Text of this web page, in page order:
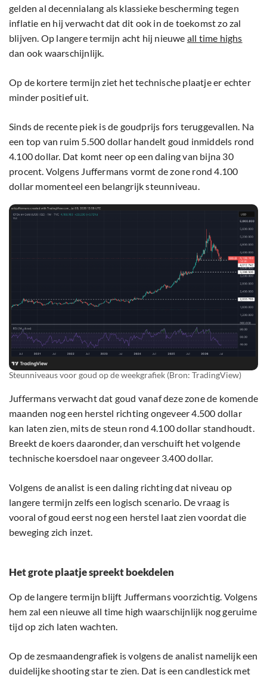
gelden al decennialang als klassieke bescherming tegen
inflatie en hij verwacht dat dit ook in de toekomst zo zal
blijven. Op langere termijn acht hij nieuwe all time highs
dan ook waarschijnlijk.
Op de kortere termijn ziet het technische plaatje er echter
minder positief uit.
Sinds de recente piek is de goudprijs fors teruggevallen. Na
een top van ruim 5.500 dollar handelt goud inmiddels rond
4.100 dollar. Dat komt neer op een daling van bijna 30
procent. Volgens Juffermans vormt de zone rond 4.100
dollar momenteel een belangrijk steunniveau.
Steunniveaus voor goud op de weekgrafiek (Bron: TradingView)
Juffermans verwacht dat goud vanaf deze zone de komende
maanden nog een herstel richting ongeveer 4.500 dollar
kan laten zien, mits de steun rond 4.100 dollar standhoudt.
Breekt de koers daaronder, dan verschuift het volgende
technische koersdoel naar ongeveer 3.400 dollar.
Volgens de analist is een daling richting dat niveau op
langere termijn zelfs een logisch scenario. De vraag is
vooral of goud eerst nog een herstel laat zien voordat die
beweging zich inzet.
Het grote plaatje spreekt boekdelen
Op de langere termijn blijft Juffermans voorzichtig. Volgens
hem zal een nieuwe all time high waarschijnlijk nog geruime
tijd op zich laten wachten.
Op de zesmaandengrafiek is volgens de analist namelijk een
duidelijke shooting star te zien. Dat is een candlestick met